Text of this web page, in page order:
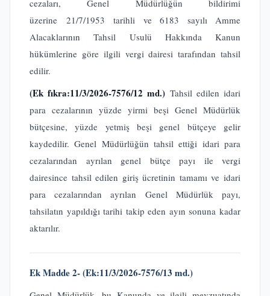
cezaları, Genel Müdürlüğün bildirimi
üzerine 21/7/1953 tarihli ve 6183 sayılı Amme
Alacaklarının Tahsil Usulü Hakkında Kanun
hükümlerine göre ilgili vergi dairesi tarafından tahsil
edilir.
(Ek fıkra:11/3/2026-7576/12 md.) Tahsil edilen idari
para cezalarının yüzde yirmi beşi Genel Müdürlük
bütçesine, yüzde yetmiş beşi genel bütçeye gelir
kaydedilir. Genel Müdürlüğün tahsil ettiği idari para
cezalarından ayrılan genel bütçe payı ile vergi
dairesince tahsil edilen giriş ücretinin tamamı ve idari
para cezalarından ayrılan Genel Müdürlük payı,
tahsilatın yapıldığı tarihi takip eden ayın sonuna kadar
aktarılır.
Ek Madde 2- (Ek:11/3/2026-7576/13 md.)